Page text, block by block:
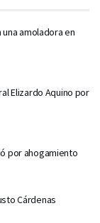
amoladora en
Elizardo Aquino por
por ahogamiento
Cárdenas